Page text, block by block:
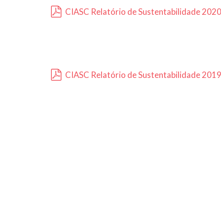
CIASC Relatório de Sustentabilidade 2020
CIASC Relatório de Sustentabilidade 2019